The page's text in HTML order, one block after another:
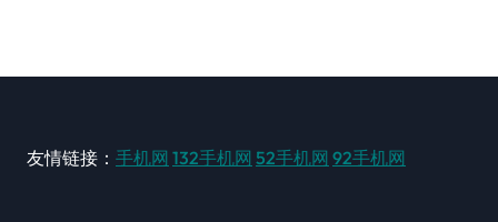
友情链接： 手机网 132手机网 52手机网 92手机网